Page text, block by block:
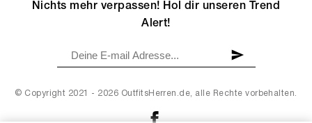
© Copyright 2021 - 2026 OutfitsHerren.de, alle Rechte vorbehalten.
Nichts mehr verpassen! Hol dir unseren Trend
Alert!